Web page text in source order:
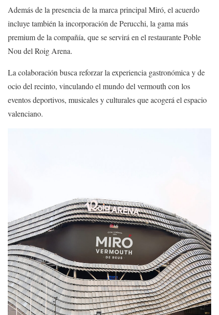
Además de la presencia de la marca principal Miró, el acuerdo
incluye también la incorporación de Perucchi, la gama más
premium de la compañía, que se servirá en el restaurante Poble
Nou del Roig Arena.
La colaboración busca reforzar la experiencia gastronómica y de
ocio del recinto, vinculando el mundo del vermouth con los
eventos deportivos, musicales y culturales que acogerá el espacio
valenciano.